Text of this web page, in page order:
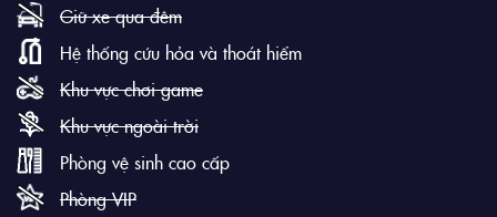
Giữ xe qua đêm
Hệ thống cứu hỏa và thoát hiểm
Khu vực chơi game
Khu vực ngoài trời
Phòng vệ sinh cao cấp
Phòng VIP